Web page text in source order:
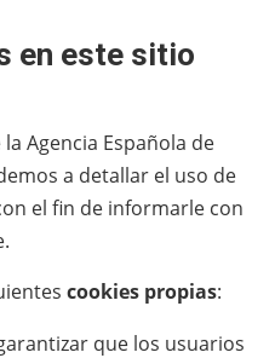
en este sitio
Agencia Española de
a detallar el uso de
el fin de informarle con
cookies propias:
que los usuarios